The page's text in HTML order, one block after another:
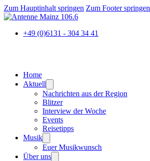
Zum Hauptinhalt springen Zum Footer springen
+49 (0)6131 - 304 34 41
Home
Aktuell
Nachrichten aus der Region
Blitzer
Interview der Woche
Events
Reisetipps
Musik
Euer Musikwunsch
Über uns